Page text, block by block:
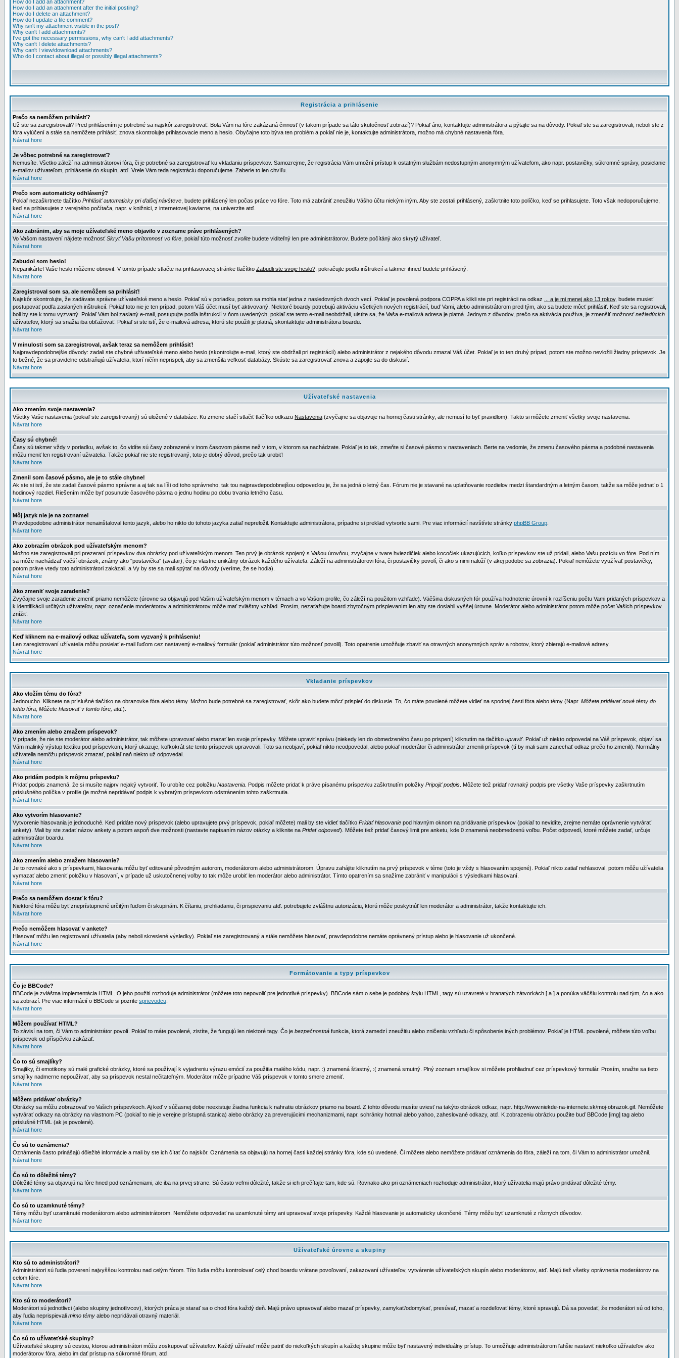
How do I add an attachment?
How do I add an attachment after the initial posting?
How do I delete an attachment?
How do I update a file comment?
Why isn't my attachment visible in the post?
Why can't I add attachments?
I've got the necessary permissions, why can't I add attachments?
Why can't I delete attachments?
Why can't I view/download attachments?
Who do I contact about illegal or possibly illegal attachments?
Registrácia a prihlásenie
Prečo sa nemôžem prihlásiť?
Už ste sa zaregistrovali? Pred prihlásením je potrebné sa najskôr zaregistrovať. Bola Vám na fóre zakázaná činnosť (v takom prípade sa táto skutočnosť zobrazí)? Pokiaľ áno, kontaktujte administrátora a pýtajte sa na dôvody. Pokiaľ ste sa zaregistrovali, neboli ste z
fóra vylúčení a stále sa nemôžete prihlásiť, znova skontrolujte prihlasovacie meno a heslo. Obyčajne toto býva ten problém a pokiaľ nie je, kontaktujte administrátora, možno má chybné nastavenia fóra.
Návrat hore
Je vôbec potrebné sa zaregistrovať?
Nemusíte. Všetko záleží na administrátorovi fóra, či je potrebné sa zaregistrovať ku vkladaniu príspevkov. Samozrejme, že registrácia Vám umožní prístup k ostatným službám nedostupným anonymným užívateľom, ako napr. postavičky, súkromné správy, posielanie
e-mailov užívateľom, prihlásenie do skupín, atď. Vrele Vám teda registráciu doporučujeme. Zaberie to len chvíľu.
Návrat hore
Prečo som automaticky odhlásený?
Pokiaľ nezaškrtnete tlačítko Prihlásiť automaticky pri ďalšej návšteve , budete prihlásený len počas práce vo fóre. Toto má zabrániť zneužitiu Vášho účtu niekým iným. Aby ste zostali prihlásený, zaškrtnite toto políčko, keď se prihlasujete. Toto však nedoporučujeme,
keď sa prihlasujete z verejného počítača, napr. v knižnici, z internetovej kaviarne, na univerzite atď.
Návrat hore
Ako zabránim, aby sa moje užívateľské meno objavilo v zozname práve prihlásených?
Vo Vašom nastavení nájdete možnosťSkryť Vašu prítomnosť vo fóre , pokiaľ túto možnosťzvolíte budete viditeľný len pre administrátorov. Budete počítáný ako skrytý užívateľ.
Návrat hore
Zabudol som heslo!
Nepanikárte! Vaše heslo môžeme obnovit. V tomto prípade stlačte na prihlasovacej stránke tlačítko Zabudli ste svoje heslo? , pokračujte podľa inštrukcií a takmer ihneď budete prihlásený.
Návrat hore
Zaregistroval som sa, ale nemôžem sa prihlásiť!
Najskôr skontrolujte, že zadávate správne užívateľské meno a heslo. Pokiaľ sú v poriadku, potom sa mohla stať jedna z nasledovných dvoch vecí. Pokiaľ je povolená podpora COPPA a klikli ste pri registrácii na odkaz
... a je mi menej ako 13 rokov, budete musieť
postupovať podľa zaslaných inštrukcií. Pokiaľ toto nie je ten prípad, potom Váš účet musí byť aktivovaný. Niektoré boardy potrebujú aktiváciu všetkých nových registrácií, buď Vami, alebo administrátorom pred tým, ako sa budete môcť prihlásiť. Keď ste sa registrovali,
boli by ste k tomu vyzvaný. Pokiaľ Vám bol zaslaný e-mail, postupujte podľa inštrukcií v ňom uvedených, pokiaľ ste tento e-mail neobdržali, uistite sa, že Vaša e-mailová adresa je platná. Jednym z dôvodov, prečo sa aktivácia používa, je zmenšiť možnosťnežiadúcich
užívateľov, ktorý sa snažia iba obťažovať. Pokiaľ si ste istí, že e-mailová adresa, ktorú ste použili je platná, skontaktujte administrátora boardu.
Návrat hore
V minulosti som sa zaregistroval, avšak teraz sa nemôžem prihlásiť!
Najpravdepodobnejšie dôvody: zadali ste chybné uživateľské meno alebo heslo (skontrolujte e-mail, ktorý ste obdržali pri registrácií) alebo administrátor z nejakého dôvodu zmazal Váš účet. Pokiaľ je to ten druhý prípad, potom ste možno nevložili žiadny príspevok. Je
to bežné, že sa pravidelne odstraňujú užívatelia, ktorí ničím neprispeli, aby sa zmenšila veľkosť databázy. Skúste sa zaregistrovať znova a zapojte sa do diskusií.
Návrat hore
Užívateľské nastavenia
Ako zmením svoje nastavenia?
Všetky Vaše nastavenia (pokiaľ ste zaregistrovaný) sú uložené v databáze. Ku zmene stačí stlačiť tlačítko odkazu Nastavenia (zvyčajne sa objavuje na hornej časti stránky, ale nemusí to byť pravidlom). Takto si môžete zmeniť všetky svoje nastavenia.
Návrat hore
Časy sú chybné!
Časy sú takmer vždy v poriadku, avšak to, čo vidíte sú časy zobrazené v inom časovom pásme než v tom, v ktorom sa nachádzate. Pokiaľ je to tak, zmeňte si časové pásmo v nastaveniach. Berte na vedomie, že zmenu časového pásma a podobné nastavenia
môžu meniť len registrovaní uživatelia. Takže pokiaľ nie ste registrovaný, toto je dobrý dôvod, prečo tak urobiť!
Návrat hore
Zmenil som časové pásmo, ale je to stále chybne!
Ak ste si istí, že ste zadali časové pásmo správne a aj tak sa líši od toho správneho, tak tou najpravdepodobnejšou odpoveďou je, že sa jedná o letný čas. Fórum nie je stavané na uplatňovanie rozdielov medzi štandardným a letným časom, takže sa môže jednať o 1
hodinový rozdiel. Riešením môže byť posunutie časového pásma o jednu hodinu po dobu trvania letného času.
Návrat hore
Môj jazyk nie je na zozname!
Pravdepodobne administrátor nenainštaloval tento jazyk, alebo ho nikto do tohoto jazyka zatiaľ nepreložil. Kontaktujte administrátora, prípadne si preklad vytvorte sami. Pre viac informácií navštívte stránky phpBB Group
Návrat hore
Ako zobrazím obrázok pod užívateľským menom?
Možno ste zaregistrovali pri prezeraní príspevkov dva obrázky pod užívateľským menom. Ten prvý je obrázok spojený s Vašou úrovňou, zvyčajne v tvare hviezdičiek alebo kocočiek ukazujúcich, koľko príspevkov ste už pridali, alebo Vašu pozíciu vo fóre. Pod ním
sa môže nachádzať väčší obrázok, známy ako "postavička" (avatar), čo je vlastne unikátny obrázok každého užívateľa. Záleží na administrátorovi fóra, či postavičky povolí, či ako s nimi naloží (v akej podobe sa zobrazia). Pokiaľ nemôžete využívať postavičky,
potom práve vtedy toto administrátori zakázali, a Vy by ste sa mali spýtať na dôvody (veríme, že se hodia).
Návrat hore
Ako zmeniť svoje zaradenie?
Zvyčajne svoje zaradenie zmeniť priamo nemôžete (úrovne sa objavujú pod Vašim užívateľským menom v témach a vo Vašom profile, čo záleží na použitom vzhľade). Väčšina diskusných fór používa hodnotenie úrovní k rozlíšeniu počtu Vami pridaných príspevkov a
k identifikácií určitých užívateľov, napr. označenie moderátorov a administrátorov môže mať zvláštny vzhľad. Prosím, nezaťažujte board zbytočným prispievaním len aby ste dosiahli vyššej úrovne. Moderátor alebo administrátor potom môže počet Vašich príspevkov
znížiť.
Návrat hore
Keď kliknem na e-mailový odkaz užívateľa, som vyzvaný k prihláseniu!
Len zaregistrovaní užívatelia môžu posielať e-mail ľuďom cez nastavený e-mailový formulár (pokiaľ administrátor túto možnosť povolil). Toto opatrenie umožňuje zbaviť sa otravných anonymných správ a robotov, ktorý zbierajú e-mailové adresy.
Návrat hore
Vkladanie príspevkov
Ako vložím tému do fóra?
Jednoucho. Kliknete na príslušné tlačítko na obrazovke fóra alebo témy. Možno bude potrebné sa zaregistrovať, skôr ako budete môcť prispieť do diskusie. To, čo máte povolené môžete vidieť na spodnej časti fóra alebo témy (Napr. Môžete pridávať nové témy do
tohto fóra, Môžete hlasovať v tomto fóre, atd.).
Návrat hore
Ako zmením alebo zmažem príspevok?
V prípade, že nie ste moderátor alebo administrátor, tak môžete upravovať alebo mazať len svoje príspevky. Môžete upraviť správu (niekedy len do obmedzeného času po prispení) kliknutím na tlačítko upraviť. Pokiaľ už niekto odpovedal na Váš príspevok, objaví sa
Vám malinký výstup textíku pod príspevkom, ktorý ukazuje, koľkokrát ste tento príspevok upravovali. Toto sa neobjaví, pokiaľ nikto neodpovedal, alebo pokiaľ moderátor či administrátor zmenili príspevok (tí by mali sami zanechať odkaz prečo ho zmenili). Normálny
užívatelia nemôžu príspevok zmazať, pokiaľ naň niekto už odpovedal.
Návrat hore
Ako pridám podpis k môjmu príspevku?
Pridať podpis znamená, že si musíte najprv nejaký vytvoriť. To urobíte cez položku Nastavenia . Podpis môžete pridať k práve písanému príspevku zaškrtnutím položky Pripojiť podpis . Môžete tiež pridať rovnaký podpis pre všetky Vaše príspevky zaškrtnutím
príslušného políčka v profile (je možné nepridávať podpis k vybratým príspevkom odstránením tohto zaškrtnutia.
Návrat hore
Ako vytvorím hlasovanie?
Vytvorenie hlasovania je jednoduché. Keď pridáte nový príspevok (alebo upravujete prvý príspevok, pokiaľ môžete) mali by ste vidieť tlačítko Pridať hlasovanie pod hlavným oknom na pridávanie príspevkov (pokiaľ to nevidíte, zrejme nemáte oprávnenie vytvárať
ankety). Mali by ste zadať názov ankety a potom aspoň dve možnosti (nastavte napísaním názov otázky a kliknite na Pridať odpoveď). Môžete tiež pridať časový limit pre anketu, kde 0 znamená neobmedzenú voľbu. Počet odpovedí, ktoré môžete zadať, určuje
administrátor boardu.
Návrat hore
Ako zmením alebo zmažem hlasovanie?
Je to rovnaké ako s príspevkami, hlasovania môžu byť editované pôvodným autorom, moderátorom alebo administrátorom. Úpravu zahájite kliknutím na prvý príspevok v téme (toto je vždy s hlasovaním spojené). Pokiaľ nikto zatiaľ nehlasoval, potom môžu užívatelia
vymazať alebo zmeniť položku v hlasovaní, v prípade už uskutočnenej voľby to tak môže urobiť len moderátor alebo administrátor. Tímto opatrením sa snažíme zabrániť v manipulácii s výsledkami hlasovaní.
Návrat hore
Prečo sa nemôžem dostať k fóru?
Niektoré fóra môžu byť zneprístupnené určitým ľuďom či skupinám. K čítaniu, prehliadaniu, či prispievaniu atď. potrebujete zvláštnu autorizáciu, ktorú môže poskytnúť len moderátor a administrátor, takže kontaktujte ich.
Návrat hore
Prečo nemôžem hlasovať v ankete?
Hlasovať môžu len registrovaní užívatelia (aby neboli skreslené výsledky). Pokiaľ ste zaregistrovaný a stále nemôžete hlasovať, pravdepodobne nemáte oprávnený prístup alebo je hlasovanie už ukončené.
Návrat hore
Formátovanie a typy príspevkov
Čo je BBCode?
BBCode je zvláštna implementácia HTML. O jeho použití rozhoduje administrátor (môžete toto nepovoliť pre jednotlivé príspevky). BBCode sám o sebe je podobný štýlu HTML, tagy sú uzavreté v hranatých zátvorkách [ a ] a ponúka väčšiu kontrolu nad tým, čo a ako
sa zobrazí. Pre viac informácií o BBCode si pozrite sprievodcu
Návrat hore
Môžem používať HTML?
To závisí na tom, či Vám to administrátor povolí. Pokiaľ to máte povolené, zistíte, že fungujú len niektoré tagy. Čo je bezpečnostná funkcia, ktorá zamedzí zneužitiu alebo zničeniu vzhľadu či spôsobenie iných problémov. Pokiaľ je HTML povolené, môžete túto voľbu
príspevok od příspěvku zakázať.
Návrat hore
Čo to sú smajlíky?
Smajlíky, či emotikony sú malé grafické obrázky, ktoré sa používají k vyjadreniu výrazu emócií za použitia malého kódu, napr. :) znamená šťastný, :( znamená smutný. Plný zoznam smajlíkov si môžete prohliadnuť cez príspevkový formulár. Prosím, snažte sa tieto
smajlíky nadmerne nepoužívať, aby sa príspevok nestal nečitateľným. Moderátor môže prípadne Váš príspevok v tomto smere zmeniť.
Návrat hore
Môžem pridávať obrázky?
Obrázky sa môžu zobrazovať vo Vašich príspevkoch. Aj keď v súčasnej dobe neexistuje žiadna funkcia k nahratiu obrázkov priamo na board. Z tohto dôvodu musíte uviesť na takýto obrázok odkaz, napr. http://www.niekde-na-internete.sk/moj-obrazok.gif. Nemôžete
vytvárať odkazy na obrázky na vlastnom PC (pokiaľ to nie je verejne prístupná stanica) alebo obrázky za preverujúcimi mechanizmami, napr. schránky hotmail alebo yahoo, zaheslované odkazy, atď. K zobrazeniu obrázku použite buď BBCode [img] tag alebo
príslušné HTML (ak je povolené).
Návrat hore
Čo sú to oznámenia?
Oznámenia často prinášajú dôležité informácie a mali by ste ich čítať čo najskôr. Oznámenia sa objavujú na hornej časti každej stránky fóra, kde sú uvedené. Či môžete alebo nemôžete pridávať oznámenia do fóra, záleží na tom, či Vám to administrátor umožnil.
Návrat hore
Čo sú to dôležité témy?
Dôležité témy sa objavujú na fóre hned pod oznámeniami, ale iba na prvej strane. Sú často veľmi dôležité, takže si ich prečítajte tam, kde sú. Rovnako ako pri oznámeniach rozhoduje administrátor, ktorý užívatelia majú právo pridávať dôležité témy.
Návrat hore
Čo sú to uzamknuté témy?
Témy môžu byť uzamknuté moderátorom alebo administrátorom. Nemôžete odpovedať na uzamknuté témy ani upravovať svoje príspevky. Každé hlasovanie je automaticky ukončené. Témy môžu byť uzamknuté z rôznych dôvodov.
Návrat hore
Užívateľské úrovne a skupiny
Kto sú to administrátori?
Administrátori sú ľudia poverení najvyššou kontrolou nad celým fórom. Títo ľudia môžu kontrolovať celý chod boardu vrátane povoľovaní, zakazovaní užívateľov, vytvárenie užívateľských skupín alebo moderátorov, atď. Majú tiež všetky oprávnenia moderátorov na
celom fóre.
Návrat hore
Kto sú to moderátori?
Moderátori sú jednotlivci (alebo skupiny jednotlivcov), ktorých práca je starať sa o chod fóra každý deň. Majú právo upravovať alebo mazať príspevky, zamykať/odomykať, presúvať, mazať a rozdeľovať témy, ktoré spravujú. Dá sa povedať, že moderátori sú od toho,
aby ľudia neprispievali mimo témy alebo nepridávali otravný materiál.
Návrat hore
Čo sú to užívateťské skupiny?
Užívateľské skupiny sú cestou, ktorou administrátori môžu zoskupovať užívateľov. Každý užívateľ môže patriť do niekoľkých skupín a každej skupine môže byť nastavený individuálny prístup. To umožňuje administrátorom ľahšie nastaviť niekoľko užívateľov ako
moderátorov fóra, alebo im dať prístup na súkromné fórum, atď.